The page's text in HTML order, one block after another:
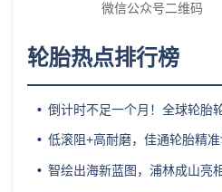
微信公众号二维码
轮胎热点排行榜
倒计时不足一个月！全球轮胎轮毂盛会即将登
低滚阻+高耐磨，佳通轮胎精准切入新能源轻
智绘出海新蓝图，浦林成山亮相2026泰中合